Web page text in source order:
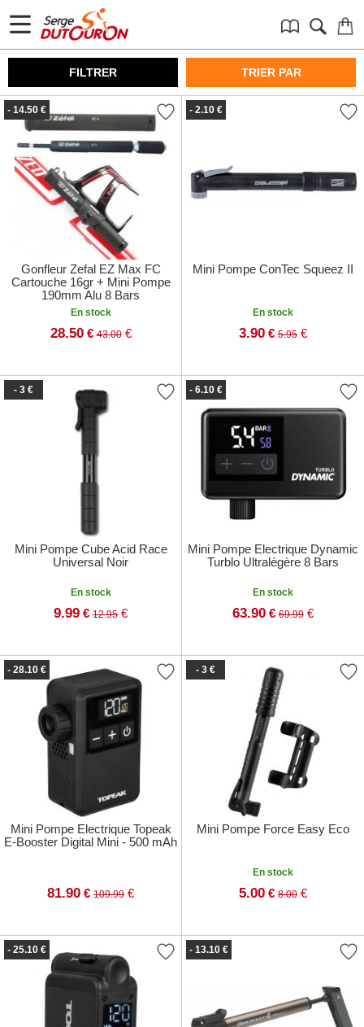
FILTRER TRIER PAR
- 14.50 €
Gonfleur Zefal EZ Max FC
Cartouche 16gr + Mini Pompe
190mm Alu 8 Bars
En stock
28.50 € 43.00€
- 2.10 €
Mini Pompe ConTec Squeez II
En stock
3.90 € 5.95 €
- 3 €
Mini Pompe Cube Acid Race
Universal Noir
En stock
9.99 € 12.95 €
- 6.10 €
Mini Pompe Electrique Dynamic
Turblo Ultralégère 8 Bars
En stock
63.90 € 69.99 €
- 28.10 €
Mini Pompe Electrique Topeak
E-Booster Digital Mini - 500 mAh
81.90 € 109.99 €
- 3 €
Mini Pompe Force Easy Eco
En stock
5.00 € 8.00 €
- 25.10 € - 13.10 €